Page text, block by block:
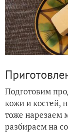
Подготовим
кожи и костей,
тоже нарезаем
разбираем на